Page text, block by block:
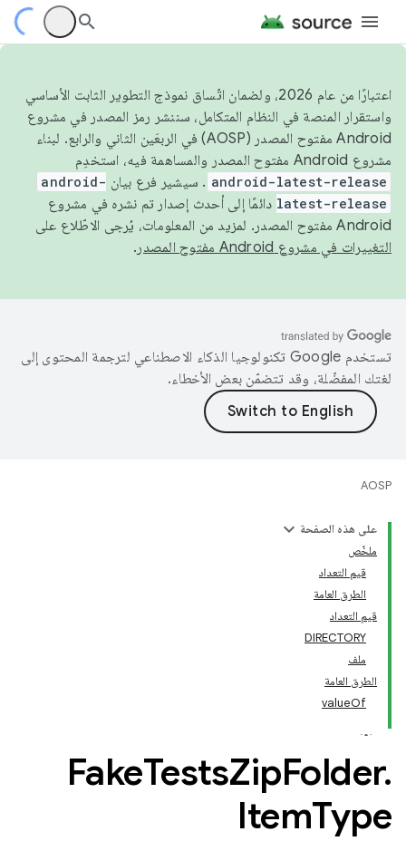
اعتبارًا من عام 2026، ولضمان اتّساق نموذج التطوير الثابت الأساسي
واستقرار المنصة في النظام المتكامل، سننشر رمز المصدر في مشروع
Android مفتوح المصدر (AOSP) في الربعَين الثاني والرابع. لبناء
مشروع Android مفتوح المصدر والمساهمة فيه، استخدِم
android-latest-release . سيشير فرع بيان android-
latest-release دائمًا إلى أحدث إصدار تم نشره في مشروع
Android مفتوح المصدر. لمزيد من المعلومات، يُرجى الاطّلاع على
التغييرات في مشروع Android مفتوح المصدر
.
تستخدم Google تكنولوجيا الذكاء الاصطناعي لترجمة المحتوى إلى
لغتك المفضّلة، وقد تتضمّن بعض الأخطاء.
AOSP
على هذه الصفحة
ملخّص
قيم التعداد
الطرق العامة
قيم التعداد
DIRECTORY
ملف
الطرق العامة
valueOf
FakeTestsZipFolder.
ItemType